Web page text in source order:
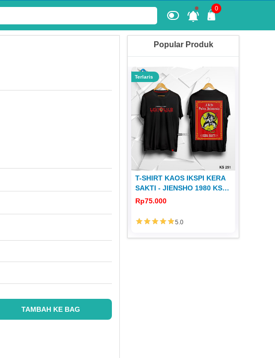
0
TAMBAH KE BAG
Popular Produk
Terlaris
T-SHIRT KAOS IKSPI KERA
SAKTI - JIENSHO 1980 KS
251
Rp75.000
5.0